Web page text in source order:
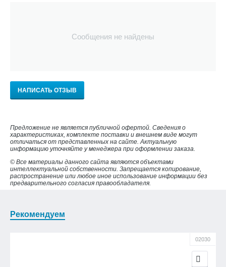
Сообщения не найдены
НАПИСАТЬ ОТЗЫВ
Предложение не является публичной офертой. Сведения о
характеристиках, комплекте поставки и внешнем виде могут
отличаться от представленных на сайте. Актуальную
информацию уточняйте у менеджера при оформлении заказа.
© Все материалы данного сайта являются объектами
интеллектуальной собственности. Запрещается копирование,
распространение или любое иное использование информации без
предварительного согласия правообладателя.
Рекомендуем
02030